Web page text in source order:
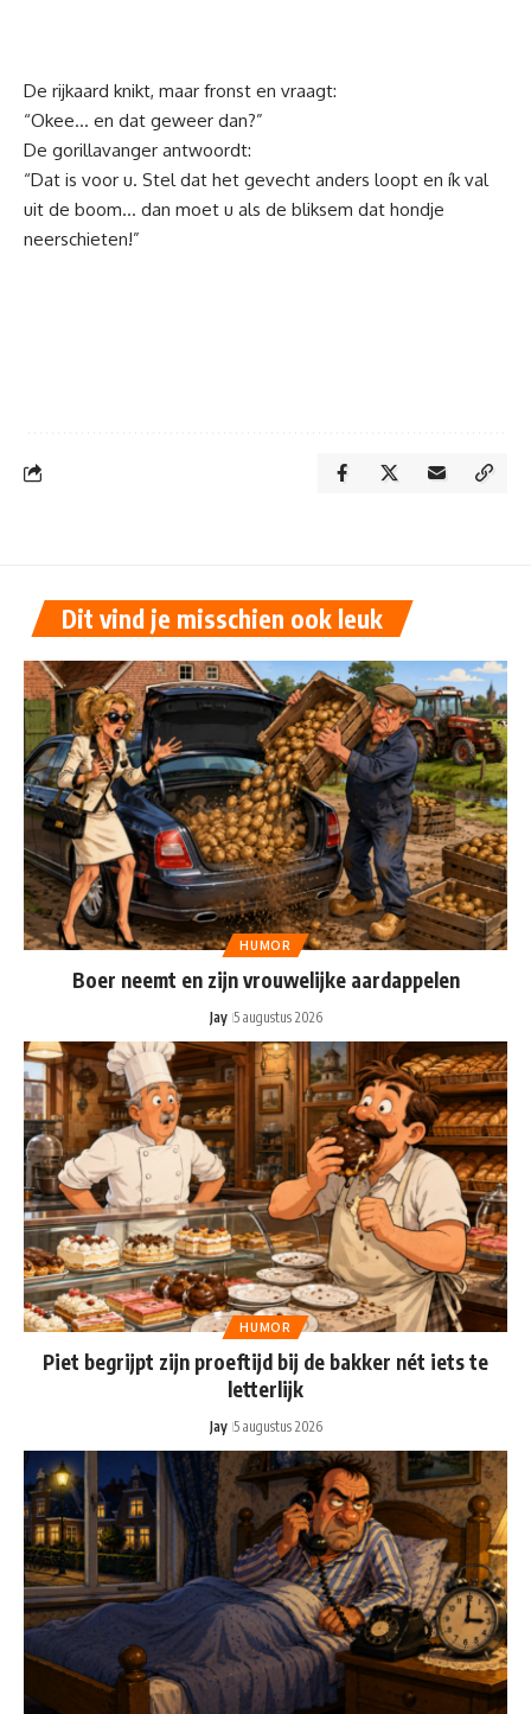
De rijkaard knikt, maar fronst en vraagt:
“Okee… en dat geweer dan?”
De gorillavanger antwoordt:
“Dat is voor u. Stel dat het gevecht anders loopt en ík val
uit de boom… dan moet u als de bliksem dat hondje
neerschieten!”
Dit vind je misschien ook leuk
HUMOR
Boer neemt en zijn vrouwelijke aardappelen
Jay 5 augustus 2026
HUMOR
Piet begrijpt zijn proeftijd bij de bakker nét iets te
letterlijk
Jay 5 augustus 2026